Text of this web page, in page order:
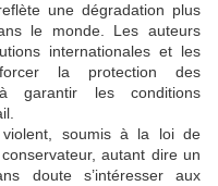
une dégradation plus
le monde. Les auteurs
internationales et les
la protection des
garantir les conditions
soumis à la loi de
autant dire un
doute s’intéresser aux